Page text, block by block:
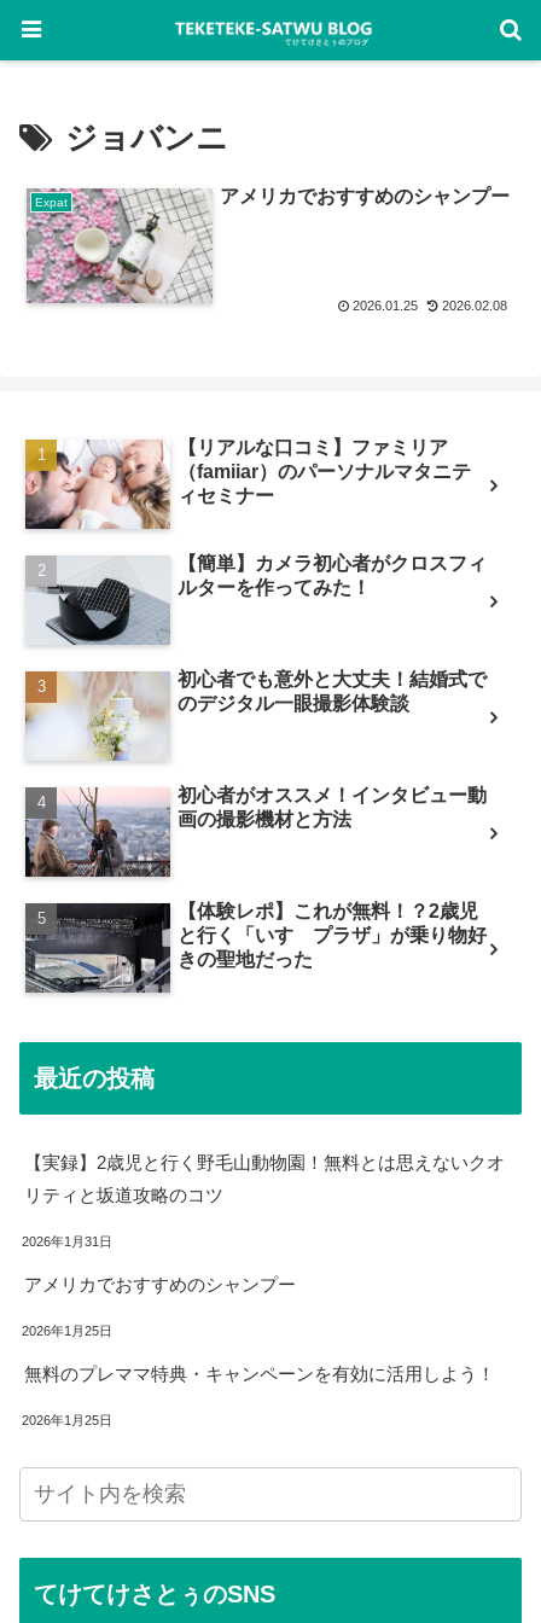
ジョバンニ
Expat アメリカでおすすめのシャンプー
2026.01.25 2026.02.08
【リアルな口コミ】ファミリア
（famiiar）のパーソナルマタニテ
ィセミナー
【簡単】カメラ初心者がクロスフィ
ルターを作ってみた！
初心者でも意外と大丈夫！結婚式で
のデジタル一眼撮影体験談
初心者がオススメ！インタビュー動
画の撮影機材と方法
【体験レポ】これが無料！？2歳児
と行く「いすゞプラザ」が乗り物好
きの聖地だった
最近の投稿
【実録】2歳児と行く野毛山動物園！無料とは思えないクオ
リティと坂道攻略のコツ
2026年1月31日
アメリカでおすすめのシャンプー
2026年1月25日
無料のプレママ特典・キャンペーンを有効に活用しよう！
2026年1月25日
てけてけさとぅのSNS